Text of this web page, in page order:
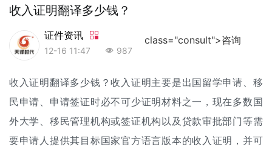
收入证明翻译多少钱？
证件资讯
12-16 11:47 987
class="consult">咨询
收入证明翻译多少钱？收入证明主要是出国留学申请、移
民申请、申请签证时必不可少证明材料之一，现在多数国
外大学、移民管理机构或签证机构以及贷款审批部门等需
要申请人提供其目标国家官方语言版本的收入证明，并可